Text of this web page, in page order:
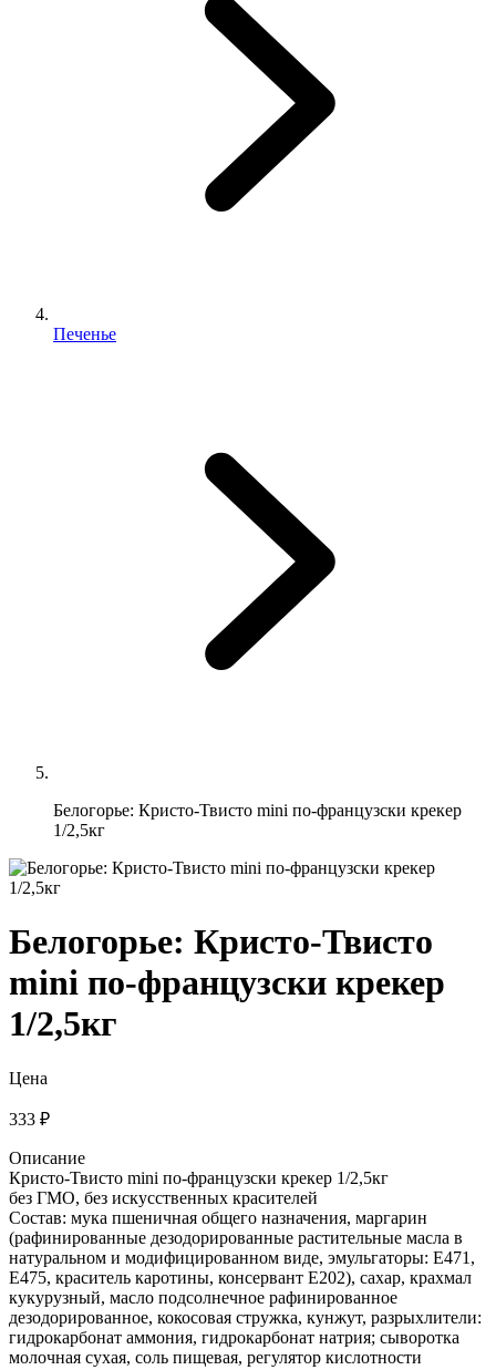
Печенье
Белогорье: Кристо-Твисто mini по-французски крекер
1/2,5кг
Белогорье: Кристо-Твисто
mini по-французски крекер
1/2,5кг
Цена
333 ₽
Описание
Кристо-Твисто mini по-французски крекер 1/2,5кг
без ГМО, без искусственных красителей
Состав: мука пшеничная общего назначения, маргарин
(рафинированные дезодорированные растительные масла в
натуральном и модифицированном виде, эмульгаторы: Е471,
Е475, краситель каротины, консервант Е202), сахар, крахмал
кукурузный, масло подсолнечное рафинированное
дезодорированное, кокосовая стружка, кунжут, разрыхлители:
гидрокарбонат аммония, гидрокарбонат натрия; сыворотка
молочная сухая, соль пищевая, регулятор кислотности